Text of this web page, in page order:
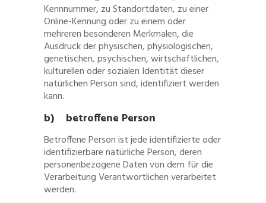
Kennnummer, zu Standortdaten, zu einer
Online-Kennung oder zu einem oder
mehreren besonderen Merkmalen, die
Ausdruck der physischen, physiologischen,
genetischen, psychischen, wirtschaftlichen,
kulturellen oder sozialen Identität dieser
natürlichen Person sind, identifiziert werden
kann.
b) betroffene Person
Betroffene Person ist jede identifizierte oder
identifizierbare natürliche Person, deren
personenbezogene Daten von dem für die
Verarbeitung Verantwortlichen verarbeitet
werden.